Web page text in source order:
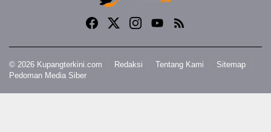
© 2026 Kupangterkini.com Redaksi Tentang Kami
Sitemap
Pedoman Media Siber